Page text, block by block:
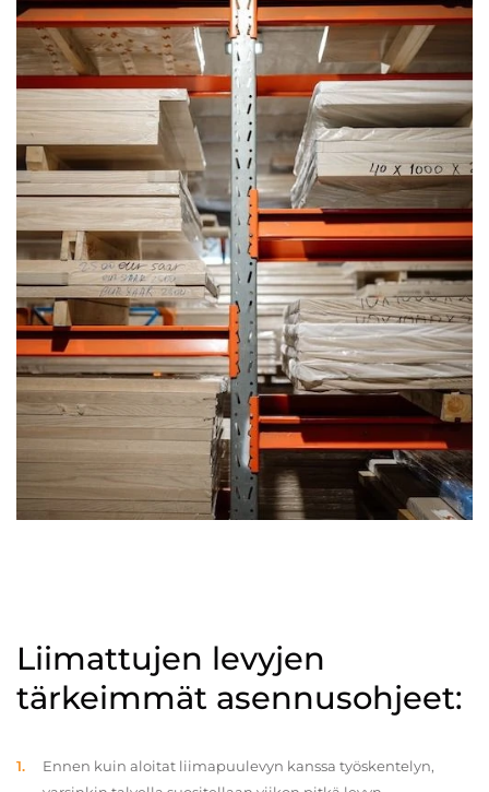
Liimattujen levyjen
tärkeimmät asennusohjeet:
Ennen kuin aloitat liimapuulevyn kanssa työskentelyn,